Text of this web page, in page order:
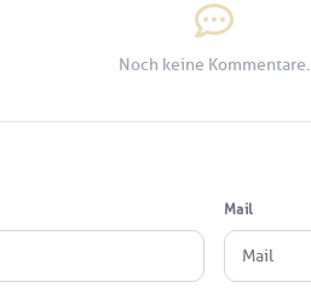
Noch keine Kommentare.
Mail